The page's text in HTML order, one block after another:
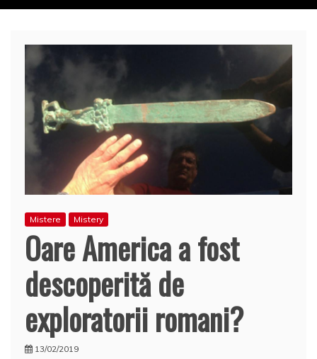
Mistere Mistery
Oare America a fost
descoperită de
exploratorii romani?
13/02/2019